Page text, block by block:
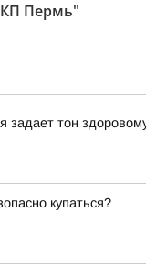
Пермь"
тон
купаться?